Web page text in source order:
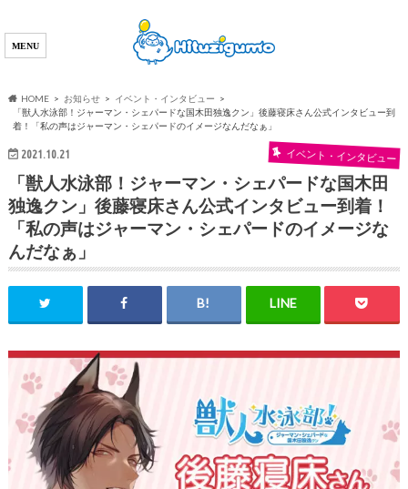
HOME お知らせ
イベント・インタビュー
「獣人水泳部！ジャーマン・シェパードな国木田独逸クン」後藤寝床さん公式インタビュー到
着！「私の声はジャーマン・シェパードのイメージなんだなぁ」
2021.10.21 イベント・インタビュー
「獣人水泳部！ジャーマン・シェパードな国木田
独逸クン」後藤寝床さん公式インタビュー到着！
「私の声はジャーマン・シェパードのイメージな
んだなぁ」